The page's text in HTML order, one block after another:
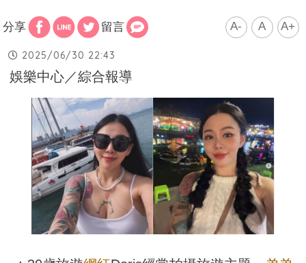
分享 留言 A- A A+
2025/06/30 22:43
娛樂中心／綜合報導